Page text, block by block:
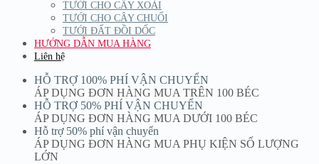
TƯỚI CHO CÂY XOÀI
TƯỚI CHO CÂY CHUỐI
TƯỚI ĐẤT ĐỒI DỐC
HƯỚNG DẪN MUA HÀNG
Liên hệ
HỖ TRỢ 100% PHÍ VẬN CHUYỂN
ÁP DỤNG ĐƠN HÀNG MUA TRÊN 100 BÉC
HỖ TRỢ 50% PHÍ VẬN CHUYỂN
ÁP DỤNG ĐƠN HÀNG MUA DƯỚI 100 BÉC
Hỗ trợ 50% phí vận chuyển
ÁP DỤNG ĐƠN HÀNG MUA PHỤ KIỆN SỐ LƯỢNG
LỚN